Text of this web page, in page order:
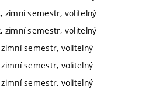
zimní semestr, volitelný
zimní semestr, volitelný
semestr, volitelný
semestr, volitelný
semestr, volitelný